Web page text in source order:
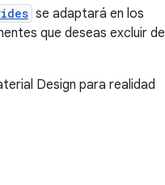
se adaptará en los
que deseas excluir de
Design para realidad